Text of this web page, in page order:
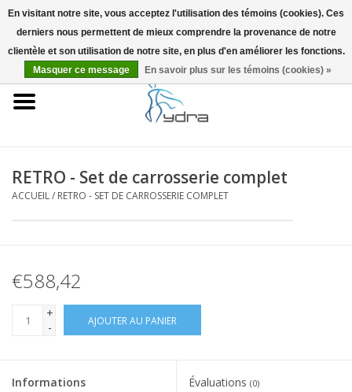
EUR
Accueil
RETRO - Set de carrosserie complet
ACCUEIL/ RETRO - SET DE CARROSSERIE COMPLET
€588,42
+
-
AJOUTER AU PANIER
Informations Évaluations (0)
En visitant notre site, vous acceptez l'utilisation des témoins (cookies). Ces
derniers nous permettent de mieux comprendre la provenance de notre
clientèle et son utilisation de notre site, en plus d'en améliorer les fonctions.
Masquer ce message
En savoir plus sur les témoins (cookies) »